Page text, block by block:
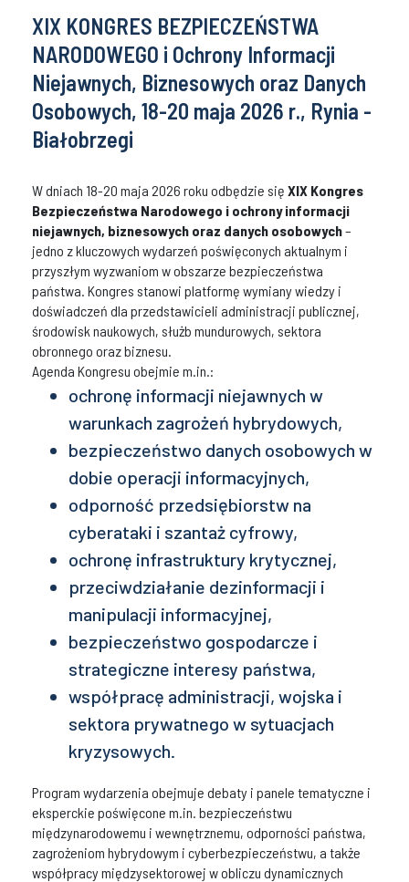
XIX KONGRES BEZPIECZEŃSTWA
NARODOWEGO i Ochrony Informacji
Niejawnych, Biznesowych oraz Danych
Osobowych, 18-20 maja 2026 r., Rynia -
Białobrzegi
W dniach 18-20 maja 2026 roku odbędzie się XIX Kongres
Bezpieczeństwa Narodowego i ochrony informacji
niejawnych, biznesowych oraz danych osobowych–
jedno z kluczowych wydarzeń poświęconych aktualnym i
przyszłym wyzwaniom w obszarze bezpieczeństwa
państwa. Kongres stanowi platformę wymiany wiedzy i
doświadczeń dla przedstawicieli administracji publicznej,
środowisk naukowych, służb mundurowych, sektora
obronnego oraz biznesu.
Agenda Kongresu obejmie m.in.:
ochronę informacji niejawnych w
warunkach zagrożeń hybrydowych,
bezpieczeństwo danych osobowych w
dobie operacji informacyjnych,
odporność przedsiębiorstw na
cyberataki i szantaż cyfrowy,
ochronę infrastruktury krytycznej,
przeciwdziałanie dezinformacji i
manipulacji informacyjnej,
bezpieczeństwo gospodarcze i
strategiczne interesy państwa,
współpracę administracji, wojska i
sektora prywatnego w sytuacjach
kryzysowych.
Program wydarzenia obejmuje debaty i panele tematyczne i
eksperckie poświęcone m.in. bezpieczeństwu
międzynarodowemu i wewnętrznemu, odporności państwa,
zagrożeniom hybrydowym i cyberbezpieczeństwu, a także
współpracy międzysektorowej w obliczu dynamicznych